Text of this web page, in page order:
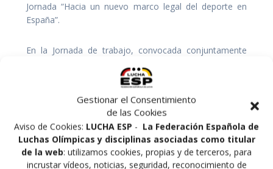
Gestionar el Consentimiento
de las Cookies
Aviso de Cookies: LUCHA ESP - La Federación Española de
Luchas Olímpicas y disciplinas asociadas como titular
de la web: utilizamos cookies, propias y de terceros, para
incrustar vídeos, noticias, seguridad, reconocimiento de
Jornada “Hacia un nuevo marco legal del deporte en
España”.
En la Jornada de trabajo, convocada conjuntamente
grupos políticos representantes del PSOE, UNIDOS
PODEMOS, CIUDADANOS y PdCAT. La mesa estuvo
copresidida por Alejandro Blanco y José Hidalgo. Tras la
bienvenida del presidente del COE, el deporte federado
español estuvo representado por José Hidalgo, como
presidente de ADESP y de la Federación Española de
Triatlón, Raúl Chapado, presidente de la Federación